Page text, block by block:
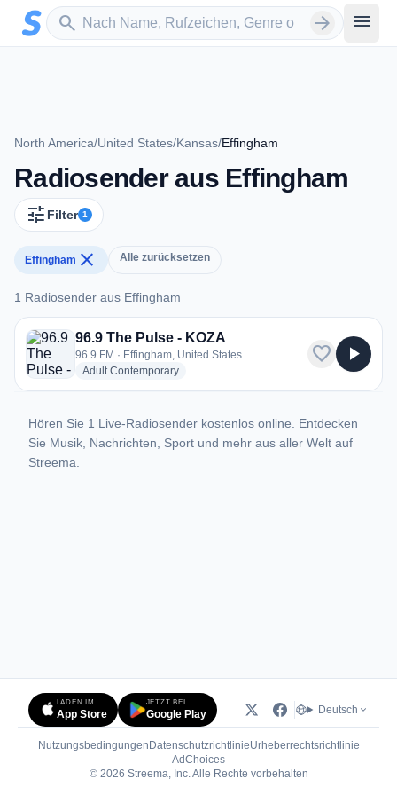
Zum Hauptinhalt springen
search
Sender suchen arrow_forward menu
North America/United States/Kansas/Effingham
Radiosender aus Effingham
tune Filter 1
Effingham close Alle zurücksetzen
1 Radiosender aus Effingham
1 Radiosender aus Effingham
96.9 The Pulse - KOZA
96.9 FM · Effingham, United States
Adult Contemporaryradio stations
favorite play_arrow
Hören Sie 1 Live-Radiosender kostenlos online. Entdecken
Sie Musik, Nachrichten, Sport und mehr aus aller Welt auf
Streema.
LADEN IM
App Store
JETZT BEI
Google Play Deutsch
Nutzungsbedingungen DatenschutzrichtlinieUrheberrechtsrichtlinie
AdChoices(öffnet in neuem Tab)
© 2026 Streema, Inc. Alle Rechte vorbehalten